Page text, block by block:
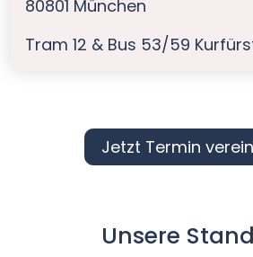
80801 München
Tram 12 & Bus 53/59
Jetzt Termin
Unsere